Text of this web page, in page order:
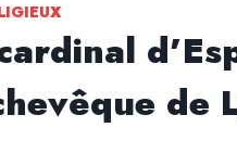
de